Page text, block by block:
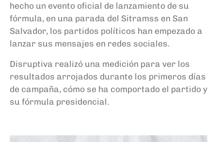
hecho un evento oficial de lanzamiento de su
fórmula, en una parada del Sitramss en San
Salvador, los partidos políticos han empezado a
lanzar sus mensajes en redes sociales.
Disruptiva realizó una medición para ver los
resultados arrojados durante los primeros días
de campaña, cómo se ha comportado el partido y
su fórmula presidencial.